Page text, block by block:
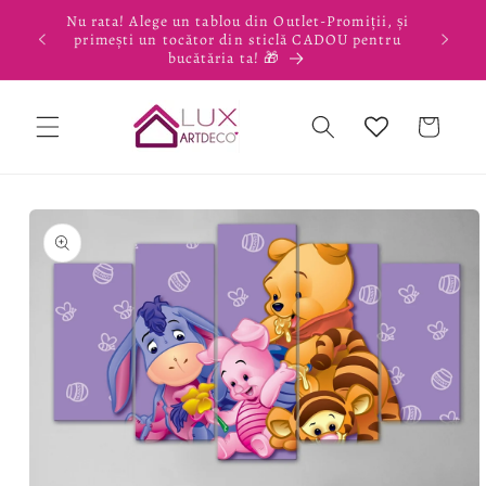
Salt la
conținut
Nu rata! Alege un tablou din Outlet-Promiții, și
primești un tocător din sticlă CADOU pentru
bucătăria ta! 🎁
Coș
informațiile
despre
produs